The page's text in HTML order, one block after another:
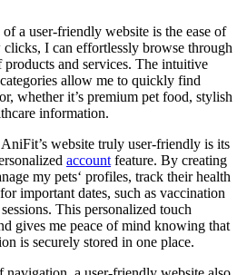
a user-friendly website is the⁤ ease of
I can effortlessly browse through
products and services. The intuitive
allow me to quickly find
whether it’s premium pet ​food, stylish
information.
website truly user-friendly is its
account feature. By ⁤creating
my⁤ pets‘ profiles, track their health
important dates,‍ such as vaccination
This personalized touch
gives me peace of mind knowing that
‍is securely stored in one‍ place.